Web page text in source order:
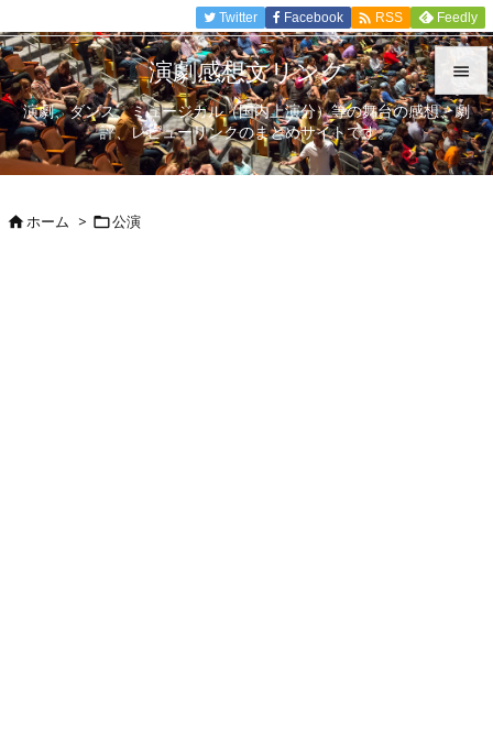


メニュ

Twitter Facebook  RSS Feedly
演劇感想文リンク
演劇、ダンス、ミュージカル（国内上演分）等の舞台の感想、劇
評、レビューリンクのまとめサイトです。
ホーム > 公演